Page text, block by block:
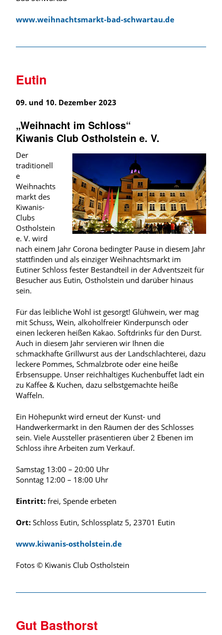
www.weihnachtsmarkt-bad-schwartau.de
Eutin
09. und 10. Dezember 2023
„Weihnacht im Schloss“
Kiwanis Club Ostholstein e. V.
Der
traditionell
e
Weihnachts
markt des
Kiwanis-
Clubs
Ostholstein
e. V. wird
nach einem Jahr Corona bedingter Pause in diesem Jahr
stattfinden und als einziger Weihnachtsmarkt im
Eutiner Schloss fester Bestandteil in der Adventszeit für
Besucher aus Eutin, Ostholstein und darüber hinaus
sein.
Für das leibliche Wohl ist gesorgt! Glühwein, wer mag
mit Schuss, Wein, alkoholfreier Kinderpunsch oder
einen leckeren heißen Kakao. Softdrinks für den Durst.
Auch in diesem Jahr servieren wir Ihnen die
schmackhafte Grillwurst aus der Landschlachterei, dazu
leckere Pommes, Schmalzbrote oder eine heiße
Erbsensuppe. Unser reichhaltiges Kuchenbuffet lädt ein
zu Kaffee & Kuchen, dazu selbstgemachte heiße
Waffeln.
Ein Höhepunkt wird erneut der Kunst- und
Handwerkermarkt in den Räumen der des Schlosses
sein. Viele Aussteller präsentieren über 2 Ebenen im
Schloss ihre Arbeiten zum Verkauf.
Samstag 13:00 – 20:00 Uhr
Sonntag 12:00 – 18:00 Uhr
Eintritt: frei, Spende erbeten
Ort: Schloss Eutin, Schlossplatz 5, 23701 Eutin
www.kiwanis-ostholstein.de
Fotos © Kiwanis Club Ostholstein
Gut Basthorst